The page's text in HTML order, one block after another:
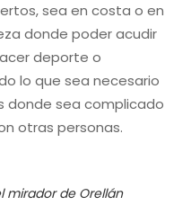
sea en costa o en
donde poder acudir
deporte o
lo que sea necesario
donde sea complicado
otras personas.